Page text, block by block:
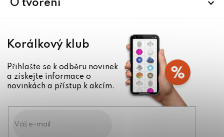
O tvoření
Korálkový klub
Přihlašte se k odběru novinek
a získejte informace o
novinkách a přístup k akcím.